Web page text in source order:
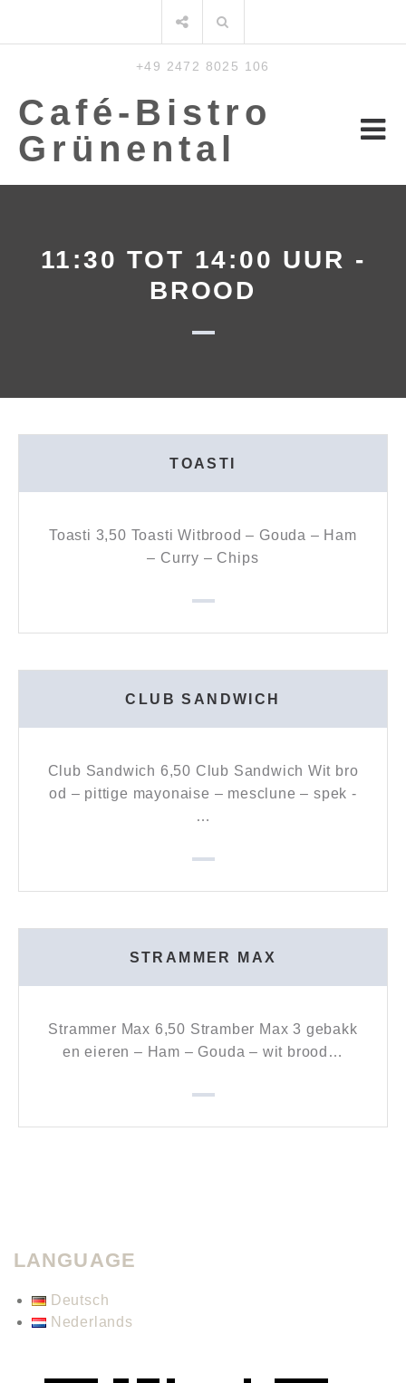
+49 2472 8025 106
Café-Bistro
Grünental
11:30 TOT 14:00 UUR -
BROOD
TOASTI
Toasti 3,50 Toasti Witbrood – Gouda – Ham
– Curry – Chips
CLUB SANDWICH
Club Sandwich 6,50 Club Sandwich Wit bro
od – pittige mayonaise – mesclune – spek -
…
STRAMMER MAX
Strammer Max 6,50 Stramber Max 3 gebakk
en eieren – Ham – Gouda – wit brood…
LANGUAGE
Deutsch
Nederlands